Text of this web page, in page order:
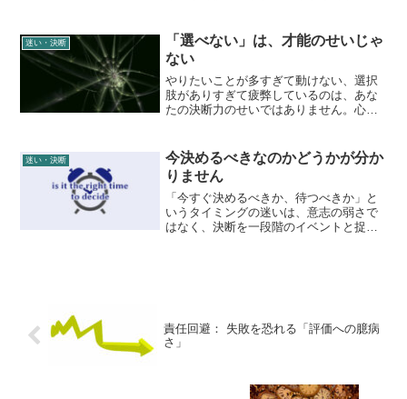
出す永峰式メソッドを解説。後悔しない
正解を探すのではなく、自分にとって機
能する道を納得して選ぶための思考法を
提案します。
迷い・決断
「選べない」は、才能のせいじゃ
ない
やりたいことが多すぎて動けない、選択
肢がありすぎて疲弊しているのは、あな
たの決断力のせいではありません。心理
ズ）」によって思考を収束させる、永峰
式マヤロジックの視点を紹介します。
迷い・決断
今決めるべきなのかどうかが分か
りません
「今すぐ決めるべきか、待つべきか」と
いうタイミングの迷いは、意志の弱さで
はなく、決断を一段階のイベントと捉え
責任回避： 失敗を恐れる「評価への臆病
さ」